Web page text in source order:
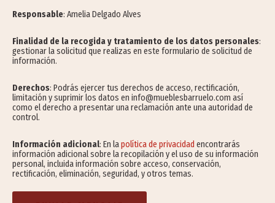
Responsable: Amelia Delgado Alves
Finalidad de la recogida y tratamiento de los datos personales:
gestionar la solicitud que realizas en este formulario de solicitud de
información.
Derechos: Podrás ejercer tus derechos de acceso, rectificación,
limitación y suprimir los datos en info@mueblesbarruelo.com así
como el derecho a presentar una reclamación ante una autoridad de
control.
Información adicional: En lapolítica de privacidad encontrarás
información adicional sobre la recopilación y el uso de su información
personal, incluida información sobre acceso, conservación,
rectificación, eliminación, seguridad, y otros temas.